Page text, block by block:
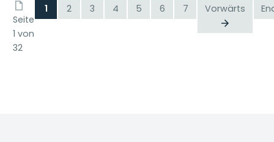
Seite
1 von
32
1 2 3 4 5 6 7 Vorwärts